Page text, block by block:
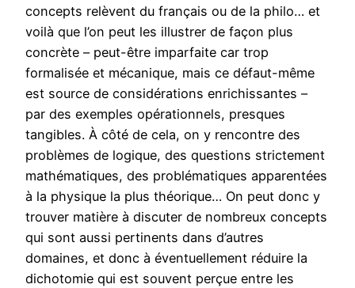
concepts relèvent du français ou de la philo… et
voilà que l’on peut les illustrer de façon plus
concrète – peut-être imparfaite car trop
formalisée et mécanique, mais ce défaut-même
est source de considérations enrichissantes –
par des exemples opérationnels, presques
tangibles. À côté de cela, on y rencontre des
problèmes de logique, des questions strictement
mathématiques, des problématiques apparentées
à la physique la plus théorique… On peut donc y
trouver matière à discuter de nombreux concepts
qui sont aussi pertinents dans d’autres
domaines, et donc à éventuellement réduire la
dichotomie qui est souvent perçue entre les